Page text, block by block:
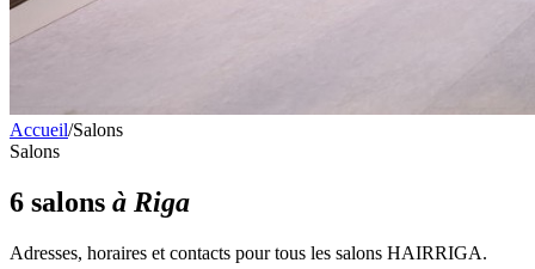
Accueil/Salons
Salons
6 salons à Riga
Adresses, horaires et contacts pour tous les salons HAIRRIGA.